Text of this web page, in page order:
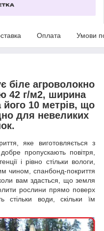
Оплата Умови
біле агроволокно
42 г/м2, ширина
його 10 метрів, що
для невеликих
яке виготовляється з
пропускають повітря,
і рівно стільки вологи,
чином, спанбонд-покриття
вам здасться, що земля
рослини прямо поверх
стільки води, скільки їм